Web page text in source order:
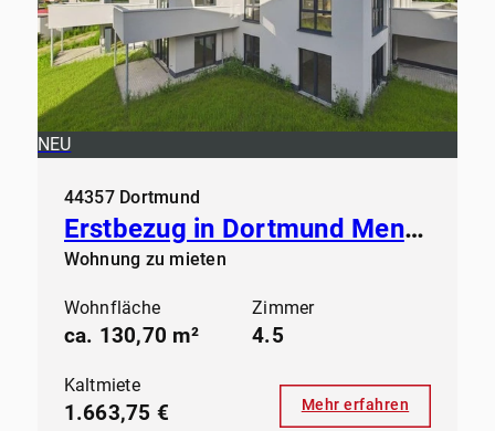
NEU
44357 Dortmund
Erstbezug in Dortmund Mengede - Modernes Wohnen ab sofort
Wohnung zu mieten
Wohnfläche
ca. 130,70 m²
Zimmer
4.5
Kaltmiete
1.663,75 € Mehr erfahren